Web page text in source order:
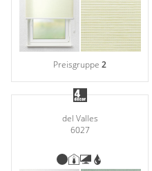
Preisgruppe2
del Valles
6027